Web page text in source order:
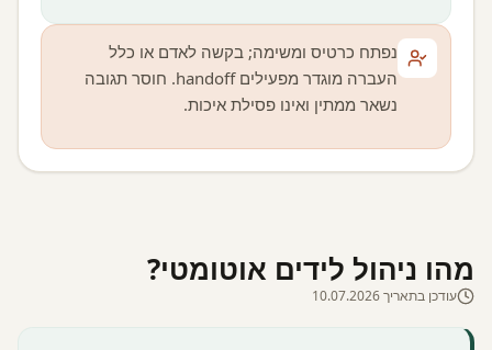
נפתח כרטיס ומשימה; בקשה לאדם או כלל
העברה מוגדר מפעילים handoff. חוסר תגובה
נשאר ממתין ואינו פסילת איכות.
מהו ניהול לידים אוטומטי?
עודכן בתאריך 10.07.2026